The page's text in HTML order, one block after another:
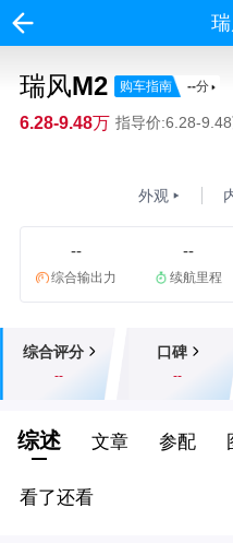
瑞风M2 购车指南 --分
6.28-9.48万 指导价:6.28-
外观
--
综合输出力
--
续航里程
综合评分
--
口碑
--
综述 文章 参配
看了还看